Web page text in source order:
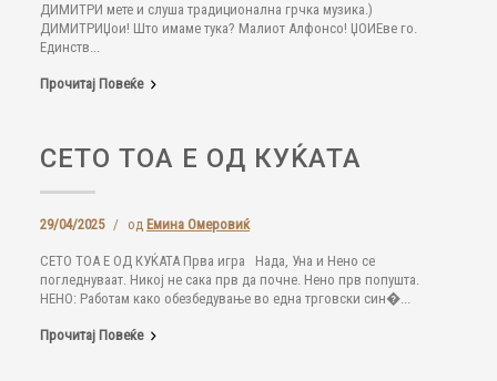
ДИМИТРИ мете и слуша традиционална грчка музика.)
ДИМИТРИЏои! Што имаме тука? Малиот Алфонсо! ЏОИЕве го.
Единств...
Прочитај Повеќе
СЕТО ТОА Е ОД КУЌАТА
29/04/2025 / од Емина Омеровиќ
СЕТО ТОА Е ОД КУЌАТА Прва игра Нада, Уна и Нено се
погледнуваат. Никој не сака прв да почне. Нено прв попушта.
НЕНО: Работам како обезбедување во една трговски син�...
Прочитај Повеќе